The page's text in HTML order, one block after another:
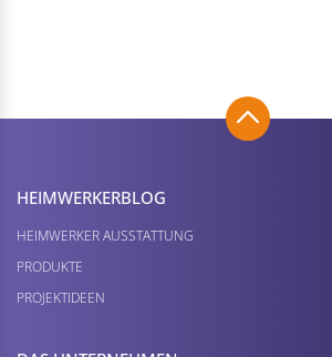
HEIMWERKER­BLOG
HEIMWERKER AUSSTATTUNG
PRODUKTE
PROJEKTIDEEN